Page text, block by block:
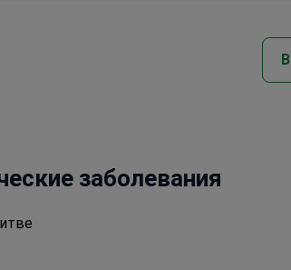
заболевания